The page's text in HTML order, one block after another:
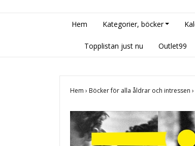
Hem Kategorier, böcker
Topplistan just nu Outlet99
Hem › Böcker för alla åldrar och intressen ›